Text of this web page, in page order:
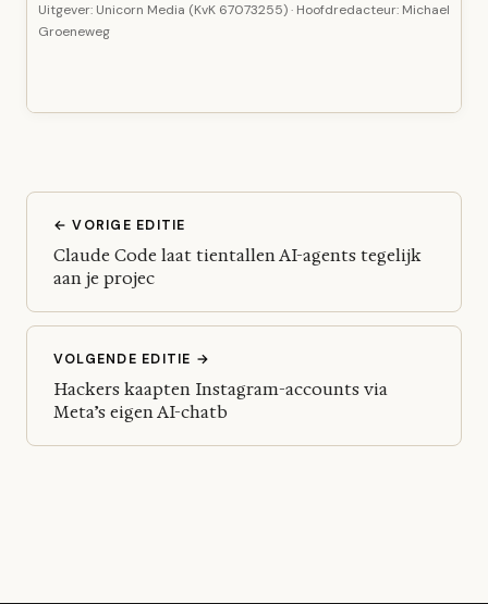
Uitgever: Unicorn Media (KvK 67073255) · Hoofdredacteur: Michael
Groeneweg
← VORIGE EDITIE
Claude Code laat tientallen AI-agents tegelijk
aan je projec
VOLGENDE EDITIE →
Hackers kaapten Instagram-accounts via
Meta’s eigen AI-chatb